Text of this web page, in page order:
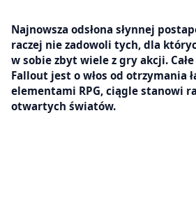
Najnowsza odsłona słynnej
raczej nie zadowoli tych, dla
w sobie zbyt wiele z gry akcji. Całe
Fallout jest o włos od otrzymania
elementami RPG, ciągle stanowi
otwartych światów.